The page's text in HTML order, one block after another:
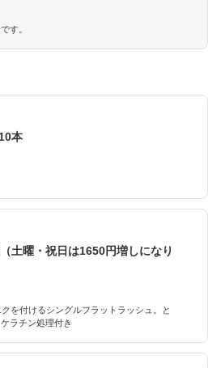
す。
本
土曜・祝日は1650円増しになり
を付けるシングルフラットラッシュ。と
ラチン処理付き